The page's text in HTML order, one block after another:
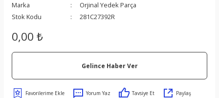
Marka
Orjinal Yedek Parça
Stok Kodu
281C27392R
0,00 ₺
Gelince Haber Ver
Yorum Yaz Tavsiye Et Paylaş